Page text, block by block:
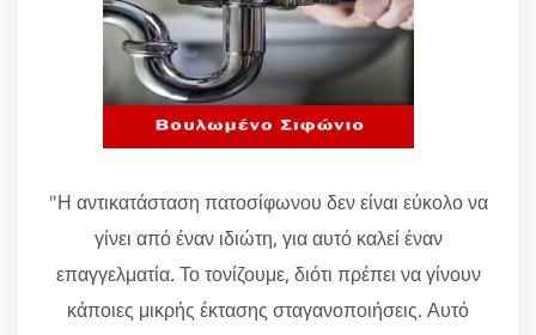
"Η αντικατάσταση πατοσίφωνου δεν είναι εύκολο να
γίνει από έναν ιδιώτη, για αυτό καλεί έναν
επαγγελματία. Το τονίζουμε, διότι πρέπει να γίνουν
κάποιες μικρής έκτασης σταγανοποιήσεις. Αυτό